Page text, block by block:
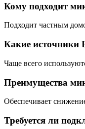
Кому подходит
Подходит частным
Какие источники
Чаще всего
Преимущества
Обеспечивает
Требуется ли